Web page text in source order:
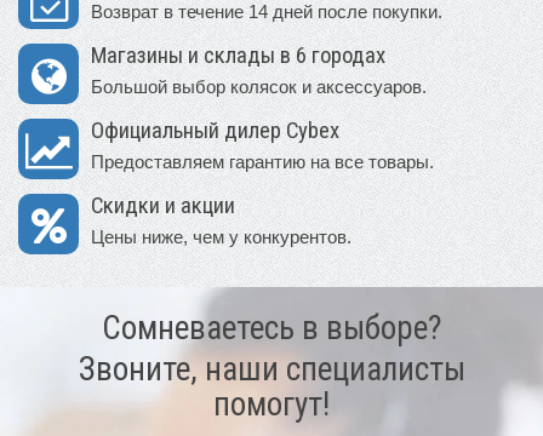
Возврат в течение 14 дней после покупки.
Магазины и склады в 6 городах
Большой выбор колясок и аксессуаров.
Официальный дилер Cybex
Предоставляем гарантию на все товары.
Скидки и акции
Цены ниже, чем у конкурентов.
Сомневаетесь в выборе?
Звоните, наши специалисты
помогут!